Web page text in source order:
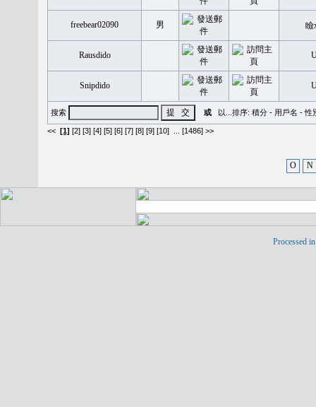
freebear02090 男
Rausdido
Snipdido
搜索 或 以...排序: 積分 - 用戶名 -性
<< [1] [2] [3] [4] [5] [6] [7] [8] [9] [10] [1486] >>
O N
Processed